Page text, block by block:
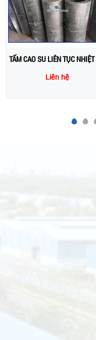
TẤM CAO SU LIÊN TỤC NHIỆT
Liên hệ